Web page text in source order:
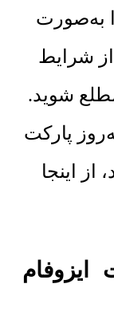
به‌صورت
از شرایط
شوید.
پارکت
اینجا